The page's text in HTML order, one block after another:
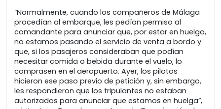
“Normalmente, cuando los compañeros de Málaga
procedían al embarque, les pedían permiso al
comandante para anunciar que, por estar en huelga,
no estamos pasando el servicio de venta a bordo y
que, si los pasajeros consideraban que podían
necesitar comida o bebida durante el vuelo, lo
comprasen en el aeropuerto. Ayer, los pilotos
hicieron ese paso previo de petición y, sin embargo,
les respondieron que los tripulantes no estaban
autorizados para anunciar que estamos en huelga”,